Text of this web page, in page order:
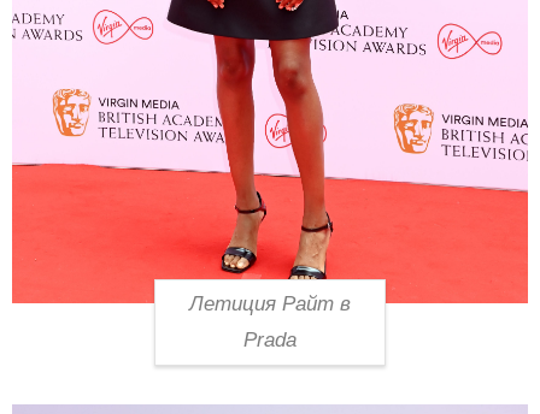
Летиция Райт в
Prada